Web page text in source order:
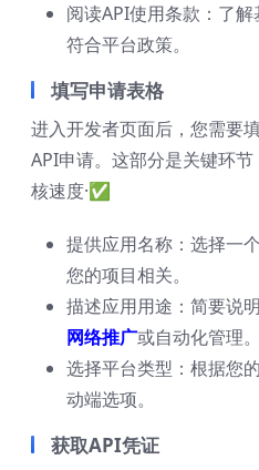
阅读API使用条款：了
符合平台政策。
填写申请表格
进入开发者页面后，您需要
API申请。这部分是关键环
核速度·✅
提供应用名称：选择一
您的项目相关。
描述应用用途：简要说
网络推广或自动化管理。
选择平台类型：根据您
动端选项。
获取API凭证